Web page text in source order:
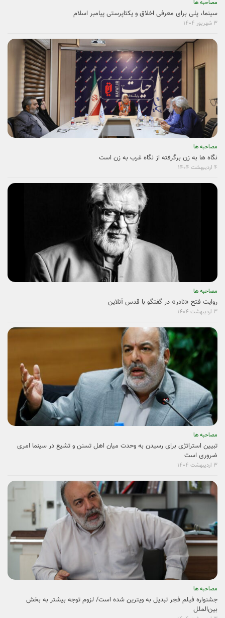
مصاحبه ها
سینما، پلی برای معرفی اخلاق و یکتاپرستی پیامبر اسلام
۳ شهریور ۱۴۰۴
مصاحبه ها
نگاه ها به زن برگرفته از نگاه غرب به زن است
۴ اردیبهشت ۱۴۰۴
مصاحبه ها
روایت فتح «نادر» در گفتگو با قدس آنلاین
۳ اردیبهشت ۱۴۰۴
مصاحبه ها
تبیین استراتژی برای رسیدن به وحدت میان اهل تسنن و تشیع در سینما امری
ضروری است
۳ اردیبهشت ۱۴۰۴
مصاحبه ها
جشنواره فیلم فجر تبدیل به ویترین شده است/ لزوم توجه بیشتر به بخش
بین‌الملل